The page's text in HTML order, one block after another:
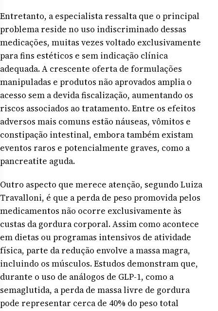
Entretanto, a especialista ressalta que o principal
problema reside no uso indiscriminado dessas
medicações, muitas vezes voltado exclusivamente
para fins estéticos e sem indicação clínica
adequada. A crescente oferta de formulações
manipuladas e produtos não aprovados amplia o
acesso sem a devida fiscalização, aumentando os
riscos associados ao tratamento. Entre os efeitos
adversos mais comuns estão náuseas, vômitos e
constipação intestinal, embora também existam
eventos raros e potencialmente graves, como a
pancreatite aguda.
Outro aspecto que merece atenção, segundo Luiza
Travalloni, é que a perda de peso promovida pelos
medicamentos não ocorre exclusivamente às
custas da gordura corporal. Assim como acontece
em dietas ou programas intensivos de atividade
física, parte da redução envolve a massa magra,
incluindo os músculos. Estudos demonstram que,
durante o uso de análogos de GLP-1, como a
semaglutida, a perda de massa livre de gordura
pode representar cerca de 40% do peso total